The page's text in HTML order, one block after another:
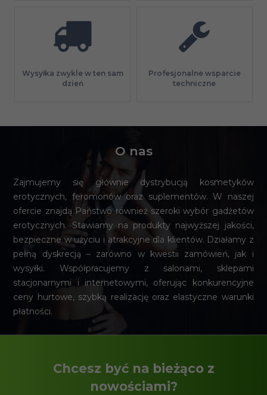
Wysyłka zwykle w ten sam
dzień
Profesjonalne wsparcie
techniczne
O nas
Zajmujemy się głównie dystrybucją kosmetyków
erotycznych, feromonów oraz suplementów. W naszej
ofercie znajdą Państwo również szeroki wybór gadżetów
erotycznych. Stawiamy na produkty najwyższej jakości,
bezpieczne w użyciu i atrakcyjne dla klientów. Działamy z
pełną dyskrecją – zarówno w kwestii zamówień, jak i
wysyłki. Współpracujemy z salonami, sklepami
stacjonarnymi i internetowymi, oferując konkurencyjne
ceny hurtowe, szybką realizację oraz elastyczne warunki
płatności.
Chcesz być na bieżąco z
nowościami?